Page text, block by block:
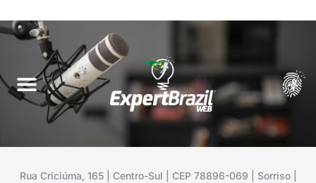
Rua Criciúma, 165 | Centro-Sul | CEP 78896-069 | Sorriso |